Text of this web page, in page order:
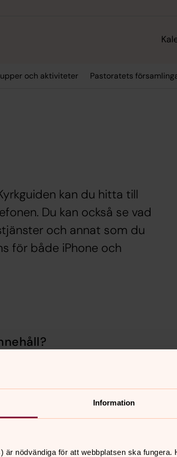
Information
är nödvändiga för att webbplatsen ska
och aktiviteter Pastoratets
kan du hitta till
Du kan också se vad
och annat som du
för både iPhone och